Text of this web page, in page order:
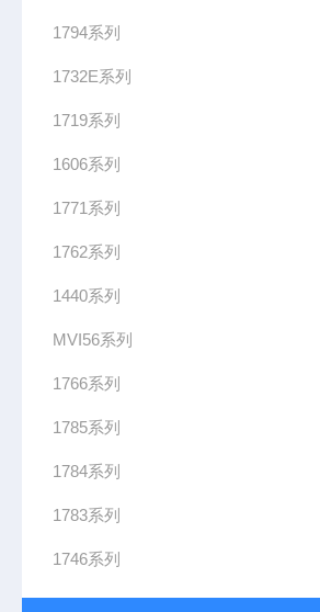
1794系列
1732E系列
1719系列
1606系列
1771系列
1762系列
1440系列
MVI56系列
1766系列
1785系列
1784系列
1783系列
1746系列